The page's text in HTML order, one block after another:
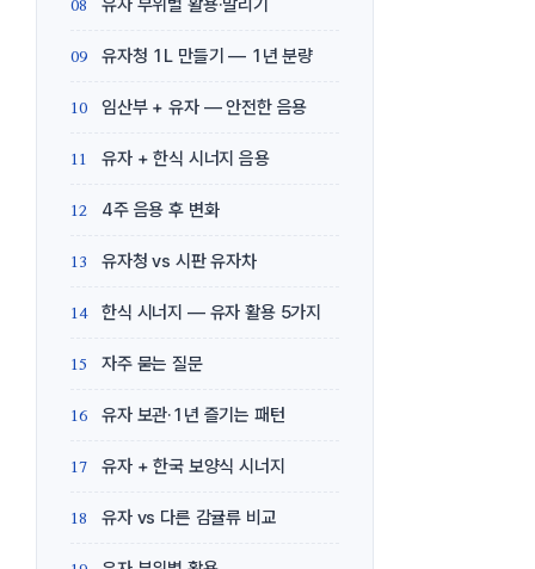
유자 부위별 활용·말리기
유자청 1L 만들기 — 1년 분량
임산부 + 유자 — 안전한 음용
유자 + 한식 시너지 음용
4주 음용 후 변화
유자청 vs 시판 유자차
한식 시너지 — 유자 활용 5가지
자주 묻는 질문
유자 보관·1년 즐기는 패턴
유자 + 한국 보양식 시너지
유자 vs 다른 감귤류 비교